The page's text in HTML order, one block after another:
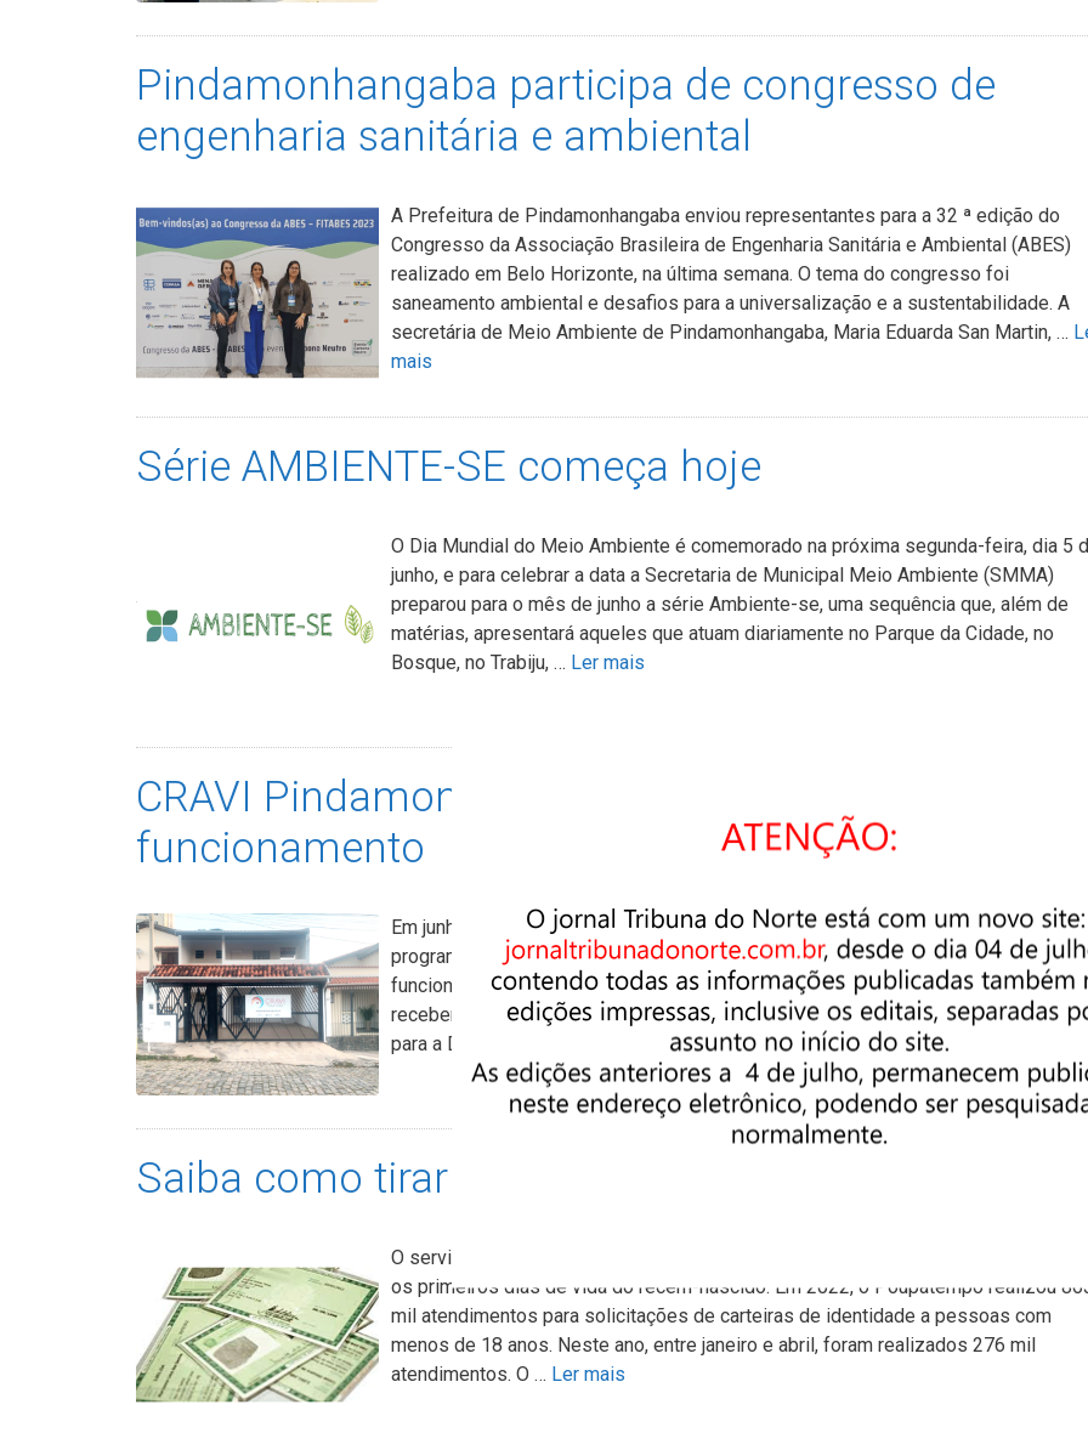
Pindamonhangaba participa de congresso de
engenharia sanitária e ambiental
A Prefeitura de Pindamonhangaba enviou representantes para a 32 ª edição do
Congresso da Associação Brasileira de Engenharia Sanitária e Ambiental (ABES)
realizado em Belo Horizonte, na última semana. O tema do congresso foi
saneamento ambiental e desafios para a universalização e a sustentabilidade. A
secretária de Meio Ambiente de Pindamonhangaba, Maria Eduarda San Martin, …
mais
Série AMBIENTE-SE começa hoje
O Dia Mundial do Meio Ambiente é comemorado na próxima segunda-feira, dia 5
junho, e para celebrar a data a Secretaria de Municipal Meio Ambiente (SMMA)
preparou para o mês de junho a série Ambiente-se, uma sequência que, além de
matérias, apresentará aqueles que atuam diariamente no Parque da Cidade, no
Bosque, no Trabiju, … Ler mais
CRAVI Pindamonhangaba comemora um ano de
funcionamento
Em junho, o Centro de Referência e Apoio à Vítima (CRAVI) de Pindamonhangaba,
programa da Secretaria da Justiça e Cidadania (SJC), completa um ano de
funcionamento. Neste período, mais de 250 pessoas passaram pela unidade e
receberam acolhimento psicológico, atendimento psicossocial e encaminhamento
para a Defensoria Pública e o Ministério Público, para suporte jurídico. “A …
Saiba como tirar o 1º RG do seu filho
O serviço de primeira via do RG para menores de idade pode ser realizado desde
os primeiros dias de vida do recém-nascido. Em 2022, o Poupatempo realizou
mil atendimentos para solicitações de carteiras de identidade a pessoas com
menos de 18 anos. Neste ano, entre janeiro e abril, foram realizados 276 mil
atendimentos. O … Ler mais